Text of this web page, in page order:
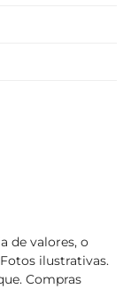
de valores, o
ilustrativas.
Compras